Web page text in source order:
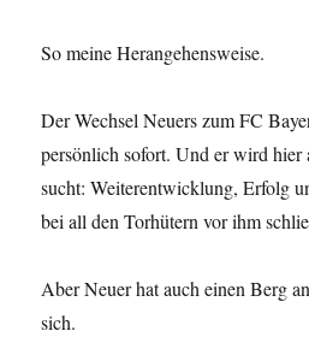
So meine Herangehensweise.
Der Wechsel Neuers zum FC
persönlich sofort. Und er wird hier
sucht: Weiterentwicklung, Erfolg
bei all den Torhütern vor ihm
Aber Neuer hat auch einen Berg
sich.